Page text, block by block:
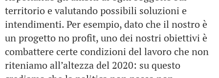
territorio e valutando possibili soluzioni e
intendimenti. Per esempio, dato che il nostro è
un progetto no profit, uno dei nostri obiettivi è
combattere certe condizioni del lavoro che non
riteniamo all’altezza del 2020: su questo